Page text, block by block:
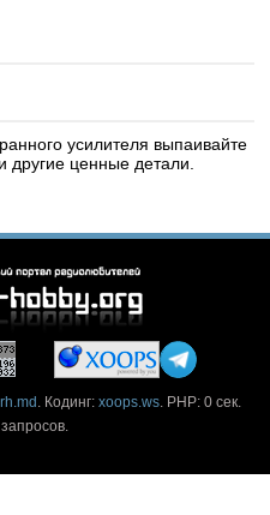
усилителя выпаивайте
другие ценные детали.
. Кодинг: xoops.ws. PHP: 0 сек.